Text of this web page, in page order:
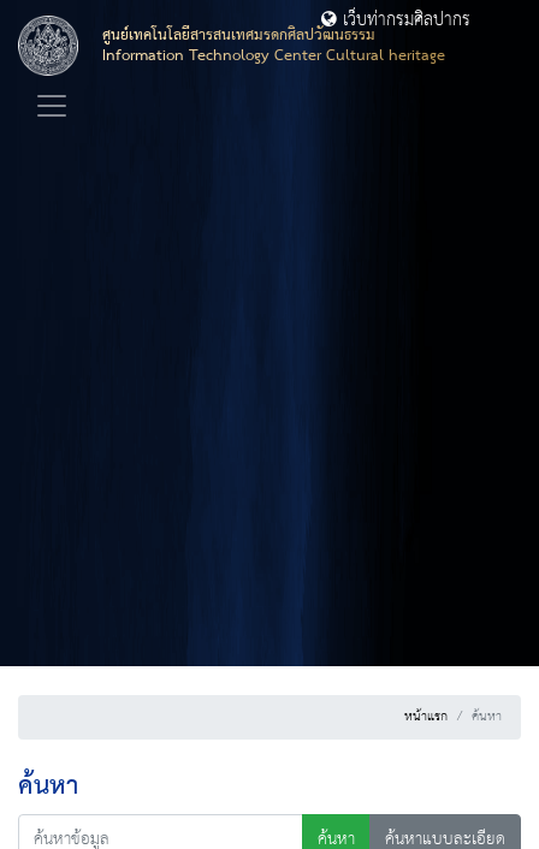
ศูนย์เทคโนโลยีสารสนเทศมรดกศิลปวัฒนธรรม
Information Technology Center Cultural heritage
เว็บท่ากรมศิลปากร
หน้าแรก ค้นหา
ค้นหา
ค้นหา
ค้นหาแบบละเอียด